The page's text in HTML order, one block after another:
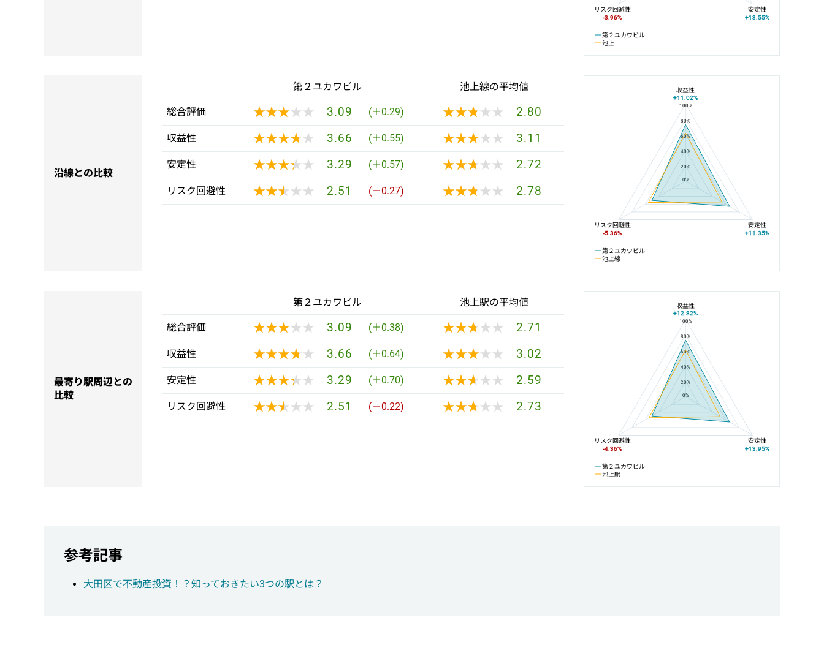
第２ユカワビル
池上
リスク回避性
-3.96%
安定性
+13.55%
沿線との比較
第２ユカワビル 池上線の平均値
総合評価 ★★★★★
★★★★★ 3.09 (＋0.29) ★★★★★
★★★★★ 2.80
収益性 ★★★★★
★★★★★ 3.66 (＋0.55) ★★★★★
★★★★★ 3.11
安定性 ★★★★★
★★★★★ 3.29 (＋0.57) ★★★★★
★★★★★ 2.72
リスク回避性 ★★★★★
★★★★★ 2.51 (－0.27) ★★★★★
★★★★★ 2.78
第２ユカワビルと池上線の平均値の総合評価の比較
100%
80%
60%
40%
20%
0%
第２ユカワビル
池上線
収益性
+11.02%
リスク回避性
-5.36%
安定性
+11.35%
最寄り駅周辺との
比較
第２ユカワビル 池上駅の平均値
総合評価 ★★★★★
★★★★★ 3.09 (＋0.38) ★★★★★
★★★★★ 2.71
収益性 ★★★★★
★★★★★ 3.66 (＋0.64) ★★★★★
★★★★★ 3.02
安定性 ★★★★★
★★★★★ 3.29 (＋0.70) ★★★★★
★★★★★ 2.59
リスク回避性 ★★★★★
★★★★★ 2.51 (－0.22) ★★★★★
★★★★★ 2.73
第２ユカワビルと池上駅の平均値の総合評価の比較
100%
80%
60%
40%
20%
0%
第２ユカワビル
池上駅
収益性
+12.82%
リスク回避性
-4.36%
安定性
+13.95%
参考記事
大田区で不動産投資！？知っておきたい3つの駅とは？